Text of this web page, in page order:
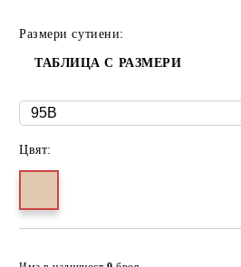
Размери сутиени:
ТАБЛИЦА С РАЗМЕРИ
Цвят: